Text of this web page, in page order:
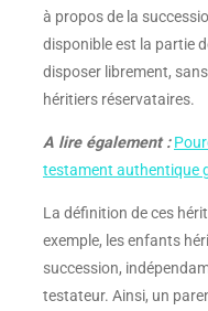
à propos de la
disponible est la partie
disposer librement,
héritiers réservataires.
A lire également :
testament authentique
La définition de ces
exemple, les enfants
succession,
testateur. Ainsi, un